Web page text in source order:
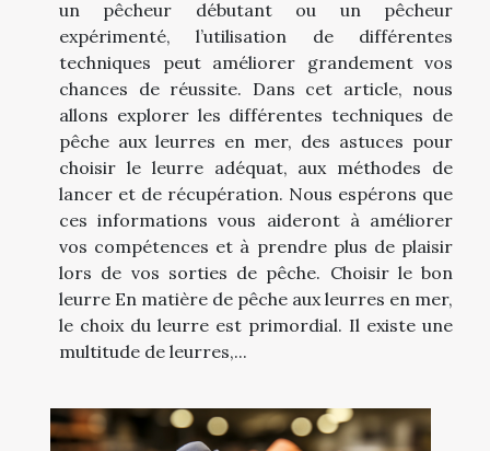
un pêcheur débutant ou un pêcheur
expérimenté, l’utilisation de différentes
techniques peut améliorer grandement vos
chances de réussite. Dans cet article, nous
allons explorer les différentes techniques de
pêche aux leurres en mer, des astuces pour
choisir le leurre adéquat, aux méthodes de
lancer et de récupération. Nous espérons que
ces informations vous aideront à améliorer
vos compétences et à prendre plus de plaisir
lors de vos sorties de pêche. Choisir le bon
leurre En matière de pêche aux leurres en mer,
le choix du leurre est primordial. Il existe une
multitude de leurres,...